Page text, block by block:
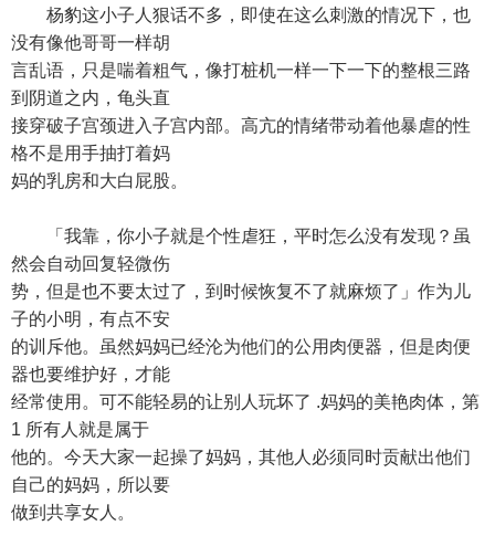
杨豹这小子人狠话不多，即使在这么刺激的情况下，也
没有像他哥哥一样胡
言乱语，只是喘着粗气，像打桩机一样一下一下的整根三路
到阴道之内，龟头直
接穿破子宫颈进入子宫内部。高亢的情绪带动着他暴虐的性
格不是用手抽打着妈
妈的乳房和大白屁股。
「我靠，你小子就是个性虐狂，平时怎么没有发现？虽
然会自动回复轻微伤
势，但是也不要太过了，到时候恢复不了就麻烦了」作为儿
子的小明，有点不安
的训斥他。虽然妈妈已经沦为他们的公用肉便器，但是肉便
器也要维护好，才能
经常使用。可不能轻易的让别人玩坏了 .妈妈的美艳肉体，第
1 所有人就是属于
他的。今天大家一起操了妈妈，其他人必须同时贡献出他们
自己的妈妈，所以要
做到共享女人。